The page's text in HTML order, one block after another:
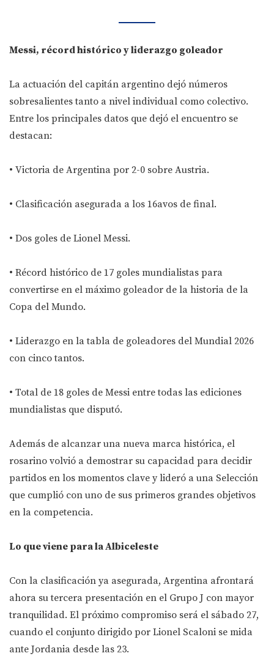
Messi, récord histórico y liderazgo goleador
La actuación del capitán argentino dejó números
sobresalientes tanto a nivel individual como colectivo.
Entre los principales datos que dejó el encuentro se
destacan:
• Victoria de Argentina por 2-0 sobre Austria.
• Clasificación asegurada a los 16avos de final.
• Dos goles de Lionel Messi.
• Récord histórico de 17 goles mundialistas para
convertirse en el máximo goleador de la historia de la
Copa del Mundo.
• Liderazgo en la tabla de goleadores del Mundial 2026
con cinco tantos.
• Total de 18 goles de Messi entre todas las ediciones
mundialistas que disputó.
Además de alcanzar una nueva marca histórica, el
rosarino volvió a demostrar su capacidad para decidir
partidos en los momentos clave y lideró a una Selección
que cumplió con uno de sus primeros grandes objetivos
en la competencia.
Lo que viene para la Albiceleste
Con la clasificación ya asegurada, Argentina afrontará
ahora su tercera presentación en el Grupo J con mayor
tranquilidad. El próximo compromiso será el sábado 27,
cuando el conjunto dirigido por Lionel Scaloni se mida
ante Jordania desde las 23.